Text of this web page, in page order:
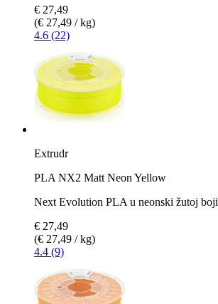
€ 27,49
(€ 27,49 / kg)
4.6 (22)
Extrudr
PLA NX2 Matt Neon Yellow
Next Evolution PLA u neonski žutoj boji
€ 27,49
(€ 27,49 / kg)
4.4 (9)